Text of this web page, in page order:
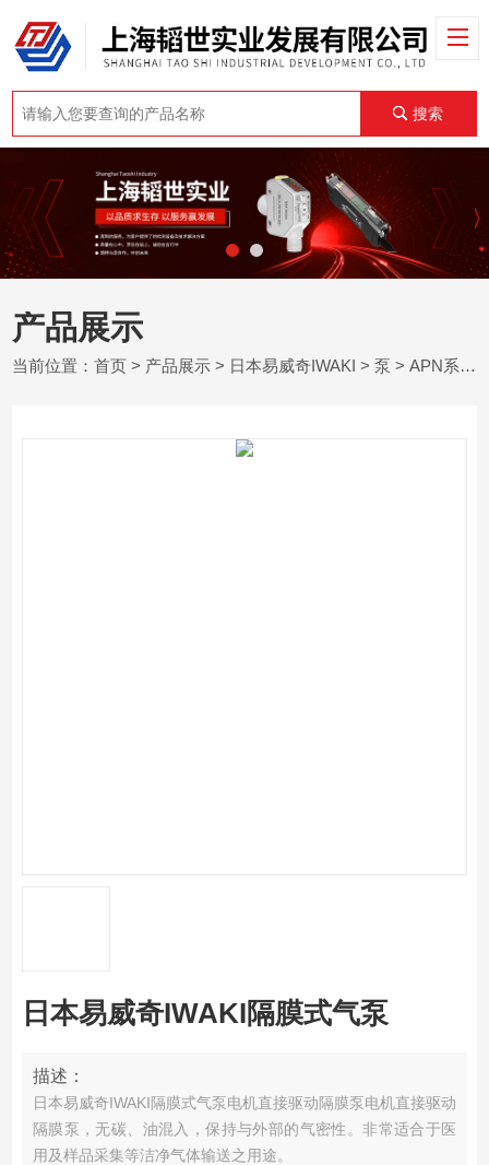
搜索
产品展示
当前位置：首页 > 产品展示 > 日本易威奇IWAKI >泵 > APN系列日本易威奇IWAKI隔膜式气泵
日本易威奇IWAKI隔膜式气泵
描述：
日本易威奇IWAKI隔膜式气泵电机直接驱动隔膜泵电机直接驱动
隔膜泵，无碳、油混入，保持与外部的气密性。非常适合于医
用及样品采集等洁净气体输送之用途。